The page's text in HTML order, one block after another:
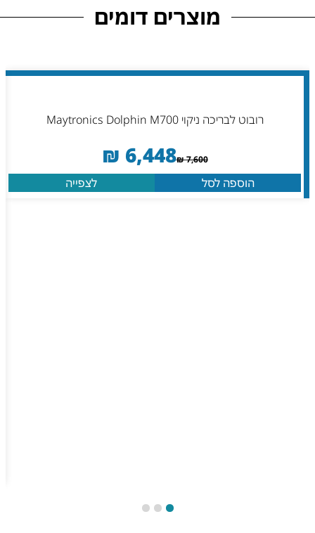
מוצרים דומים
רובוט לבריכה ניקוי Maytronics Dolphin M700
7,600
₪
6,448
₪
הוספה לסל לצפייה